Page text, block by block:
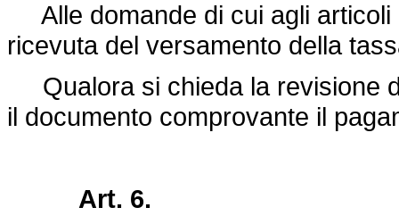
Alle domande di cui agli articoli
ricevuta del versamento della
Qualora si chieda la revisione
il documento comprovante il
Art. 6.